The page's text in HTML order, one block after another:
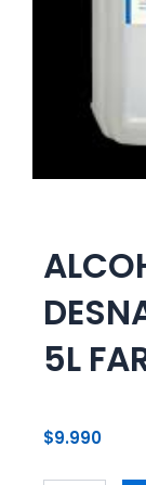
5L
$9.990